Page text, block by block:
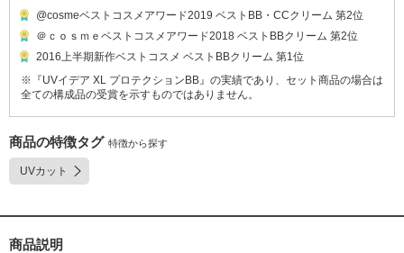
@cosmeベストコスメアワード2019 ベストBB・CCクリーム 第2位
＠ｃｏｓｍｅベストコスメアワード2018 ベストBBクリーム 第2位
2016上半期新作ベストコスメ ベストBBクリーム 第1位
※『UVイデア XL プロテクションBB』の実績であり、セット商品の場合は
全ての構成品の受賞を示すものではありません。
商品の特徴タグ 特徴から探す
UVカット
商品説明